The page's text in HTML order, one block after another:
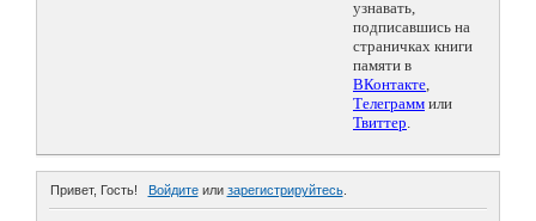
узнавать,
подписавшись на
страничках книги
памяти в
ВКонтакте,
Телеграмм или
Твиттер.
Привет, Гость! Войдитеили зарегистрируйтесь.